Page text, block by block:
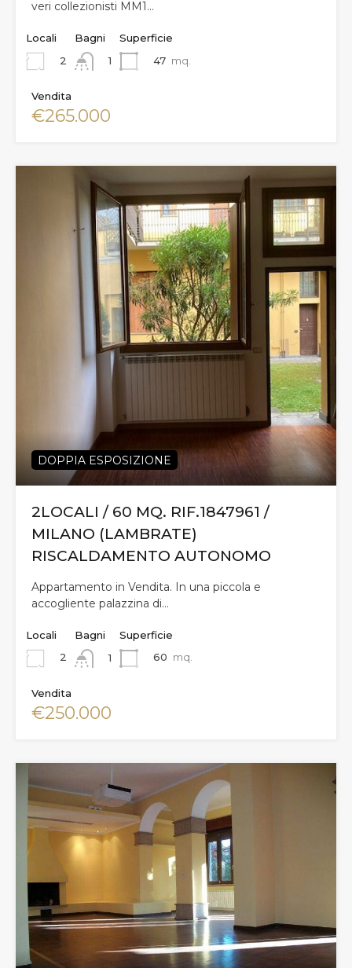
veri collezionisti MM1…
Locali
2
Bagni
1
Superficie
47 mq.
Vendita
€265.000
DOPPIA ESPOSIZIONE
2LOCALI / 60 MQ. RIF.1847961 /
MILANO (LAMBRATE)
RISCALDAMENTO AUTONOMO
Appartamento in Vendita. In una piccola e
accogliente palazzina di…
Locali
2
Bagni
1
Superficie
60 mq.
Vendita
€250.000